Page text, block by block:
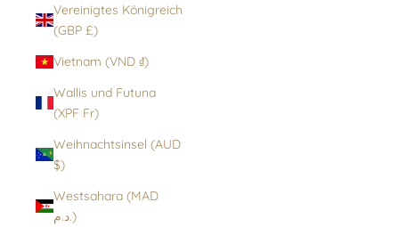
Vereinigtes Königreich
(GBP £)
Vietnam (VND ₫)
Wallis und Futuna
(XPF Fr)
Weihnachtsinsel (AUD
$)
Westsahara (MAD
د.م.)